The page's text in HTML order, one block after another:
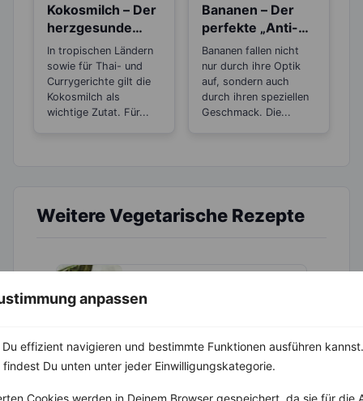
anpassen
effizient navigieren und bestimmte Funktionen ausführen
Du unten unter jeder Einwilligungskategorie.
Cookies werden in Deinem Browser gespeichert, da sie für die
Kokosmilch – Der
herzgesunde
Sahneersatz
In tropischen Ländern
sowie für Thai- und
Currygerichte gilt die
Kokosmilch als
wichtige Zutat. Für...
Bananen – Der
perfekte „Anti-
Stress“-Snack
Bananen fallen nicht
nur durch ihre Optik
auf, sondern auch
durch ihren speziellen
Geschmack. Die...
Weitere Vegetarische Rezepte
Kalorien:
Kohlehydrate: 74 g